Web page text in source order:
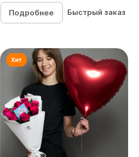
Подробнее Быстрый заказ